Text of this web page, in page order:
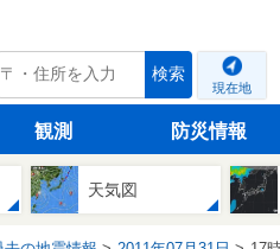
検索
現在地
観測 防災情報
天気図